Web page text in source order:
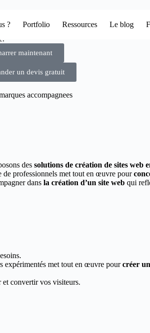
? Portfolio Ressources Le blog
maintenant
un devis gratuit
accompagnees
des solutions de création de sites web
de professionnels met tout en œuvre pour
dans la création d’un site web qui
expérimentés met tout en œuvre pourcréer
convertir vos visiteurs.